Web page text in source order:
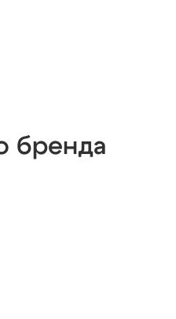
бренда